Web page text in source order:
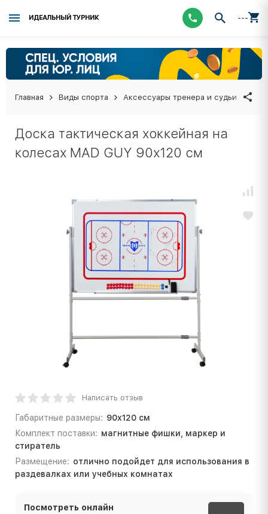
ИДЕАЛЬНЫЙ ТУРНИК ---
Главная Виды спорта Аксессуары тренера и судьи
Доска тактическая хоккейная на
колесах MAD GUY 90х120 см
Написать отзыв
Габаритные размеры: 90х120 см
Комплект поставки: магнитные фишки, маркер и
стиратель
Размещение: отлично подойдет для использования в
раздевалках или учебных комнатах
Посмотреть онлайн